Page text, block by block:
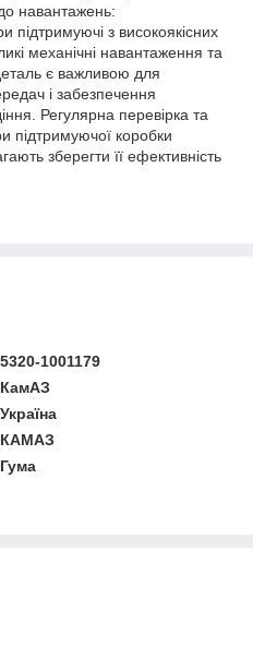
навантажень:
підтримуючі з високоякісних
механічні навантаження та
є важливою для
і забезпечення
Регулярна перевірка та
підтримуючої коробки
зберегти її ефективність
5320-1001179
КамАЗ
Україна
КАМАЗ
Гума